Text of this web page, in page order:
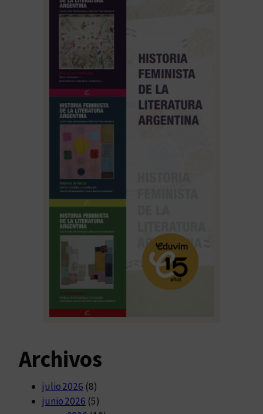
Archivos
julio 2026 (8)
junio 2026 (5)